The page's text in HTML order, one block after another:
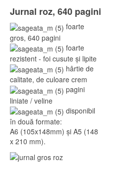
Jurnal roz, 640 pagini
foarte
gros, 640 pagini
foarte
rezistent - foi cusute și lipite
hârtie de
calitate, de culoare crem
pagini
liniate / veline
disponibil
în două formate:
A6 (105x148mm) și A5 (148
x 210 mm).